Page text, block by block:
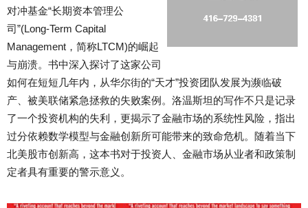
对冲基金“长期资本管理公
司”(Long-Term Capital
Management，简称LTCM)的崛起
与崩溃。书中深入探讨了这家公司
如何在短短几年内，从华尔街的“天才”投资团队发展为濒临破
产、被美联储紧急拯救的失败案例。洛温斯坦的写作不只是记录
了一个投资机构的失利，更揭示了金融市场的系统性风险，指出
过分依赖数学模型与金融创新所可能带来的致命危机。随着当下
北美股市创新高，这本书对于投资人、金融市场从业者和政策制
定者具有重要的警示意义。